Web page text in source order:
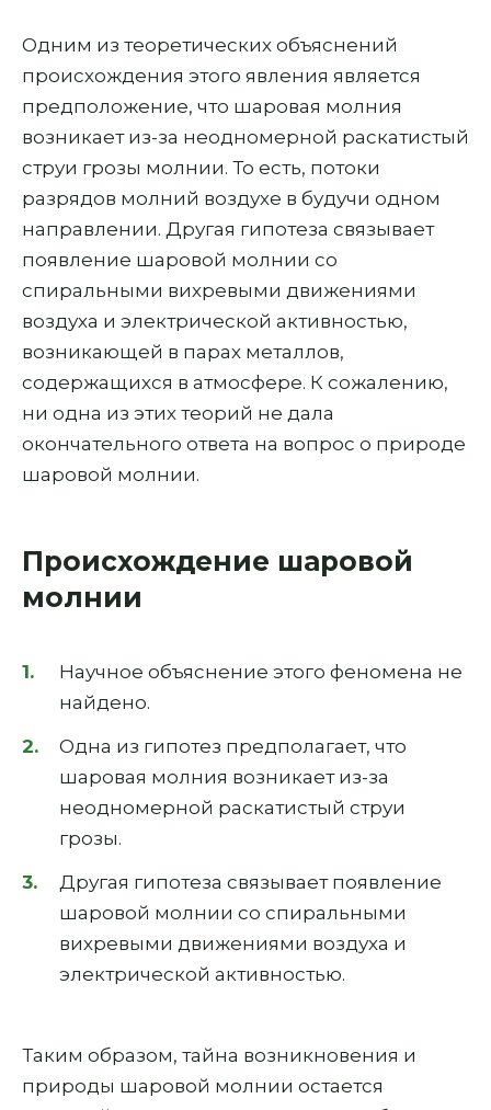
Одним из теоретических объяснений
происхождения этого явления является
предположение, что шаровая молния
возникает из-за неодномерной раскатистый
струи грозы молнии. То есть, потоки
разрядов молний воздухе в будучи одном
направлении. Другая гипотеза связывает
появление шаровой молнии со
спиральными вихревыми движениями
воздуха и электрической активностью,
возникающей в парах металлов,
содержащихся в атмосфере. К сожалению,
ни одна из этих теорий не дала
окончательного ответа на вопрос о природе
шаровой молнии.
Происхождение шаровой
молнии
Научное объяснение этого феномена не
найдено.
Одна из гипотез предполагает, что
шаровая молния возникает из-за
неодномерной раскатистый струи
грозы.
Другая гипотеза связывает появление
шаровой молнии со спиральными
вихревыми движениями воздуха и
электрической активностью.
Таким образом, тайна возникновения и
природы шаровой молнии остается